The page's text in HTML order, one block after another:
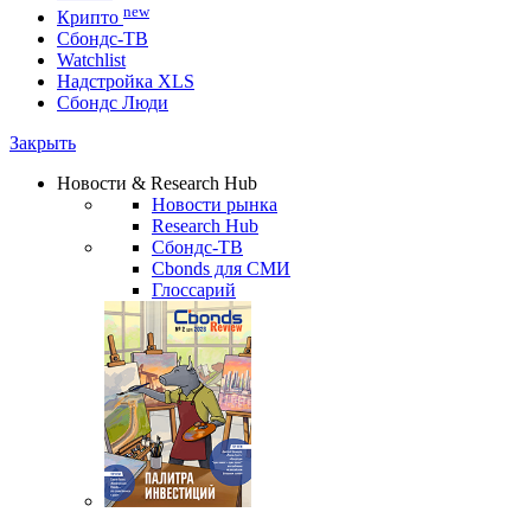
Кривые доходности
ЦФА
Best bid/ask
Золото
Крипто new
Watchlist
Сбондс Люди
Новости & Research Hub
Новости рынка
Research Hub
Сбондс-ТВ
Cbonds для СМИ
Глоссарий